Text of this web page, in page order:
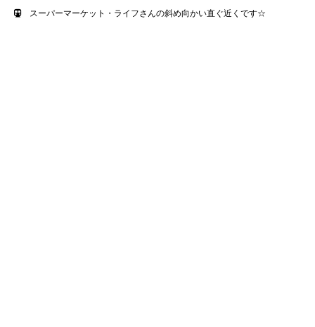
スーパーマーケット・ライフさんの斜め向かい直ぐ近くです☆